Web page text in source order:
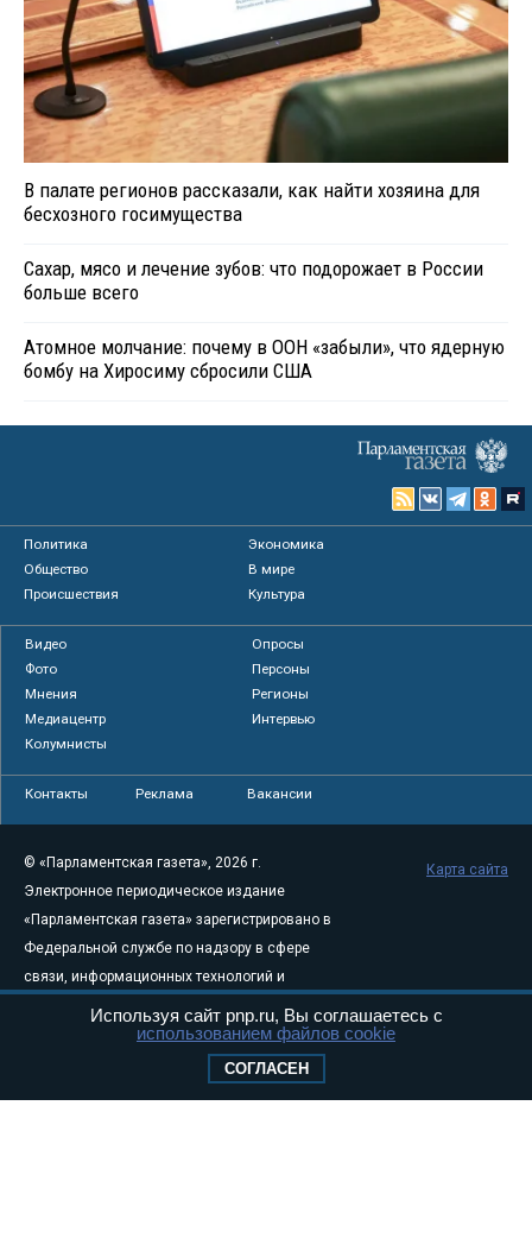
В палате регионов рассказали, как найти хозяина для
бесхозного госимущества
Сахар, мясо и лечение зубов: что подорожает в России
больше всего
Атомное молчание: почему в ООН «забыли», что ядерную
бомбу на Хиросиму сбросили США
Политика
Экономика
Общество
В мире
Происшествия
Культура
Видео
Опросы
Фото
Персоны
Мнения
Регионы
Медиацентр
Интервью
Колумнисты
Контакты Реклама Вакансии
© «Парламентская газета», 2026 г.
Электронное периодическое издание
«Парламентская газета» зарегистрировано в
Федеральной службе по надзору в сфере
связи, информационных технологий и
августа 2011 года. 18+
Свидетельство о регистрации Эл № ФС77-
Карта сайта
Используя сайт pnp.ru, Вы соглашаетесь с
использованием файлов cookie
СОГЛАСЕН